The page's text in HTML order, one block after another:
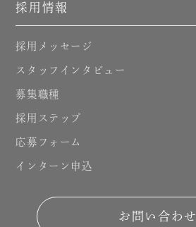
採用情報
採用メッセージ
スタッフインタビュー
募集職種
採用ステップ
応募フォーム
インターン申込
お問い合わせ